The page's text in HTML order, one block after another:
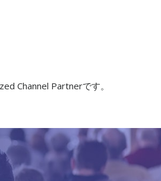
Channel Partnerです。